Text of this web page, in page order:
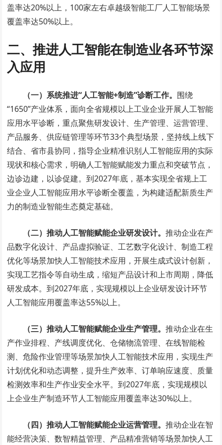
盖率达20%以上，100家左右卓越级智能工厂人工智能场景
覆盖率达50%以上。
二、推进人工智能在制造业各环节深
入应用
（一）系统推进“人工智能+制造”诊断工作。 围绕
“1650”产业体系，面向全省规模以上工业企业开展人工智能
应用水平诊断，重点聚焦研发设计、生产管理、运营管理、
产品服务、供应链管理等环节33个典型场景，坚持线上线下
结合、省市县协同，指导企业精准识别人工智能应用的实际
现状和核心需求，明确人工智能赋能发力重点和突破节点，
边诊边建，以诊促建。到2027年底，基本实现全省规上工
业企业人工智能应用水平诊断全覆盖，为构建适配新质生产
力的制造业智能生态奠定基础。
（二）推动人工智能赋能企业研发设计。推动企业在产
品数字化设计、产品虚拟验证、工艺数字化设计、制造工程
优化等场景加快人工智能技术应用，开展生成式设计创新，
实现工艺指令等自动生成，缩短产品设计和上市周期，降低
研发成本。到2027年底，实现规模以上企业研发设计环节
人工智能应用覆盖率达55%以上。
（三）推动人工智能赋能企业生产管理。推动企业在生
产作业排程、产线调度优化、仓储物流管理、在线智能检
测、危险作业管理等场景加快人工智能技术应用，实现生产
计划优化和动态调整，提升生产效率、订单响应速度、质量
检测效率和生产作业安全水平。到2027年底，实现规模以
上企业生产制造环节人工智能应用覆盖率达30%以上。
（四）推动人工智能赋能企业运营管理。推动企业在智
能经营决策、数智精益管理、产品精准营销等场景加快人工